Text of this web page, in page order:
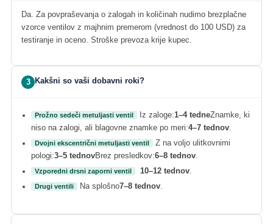
Da. Za povpraševanja o zalogah in količinah nudimo brezplačne
vzorce ventilov z majhnim premerom (vrednost do 100 USD) za
testiranje in oceno. Stroške prevoza krije kupec.
3 Kakšni so vaši dobavni roki?
Prožno sedeči metuljasti ventil Iz zaloge:1–4 tedneZnamke, ki
niso na zalogi, ali blagovne znamke po meri:4–7 tednov.
Dvojni ekscentrični metuljasti ventil
Z na voljo ulitkovnimi
pologi:3–5 tednovBrez presledkov:6–8 tednov.
Vzporedni drsni zaporni ventil 10–12 tednov.
Drugi ventili Na splošno7–8 tednov.